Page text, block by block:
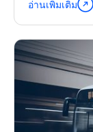
อ่าน
ต่อ
"How
GPS
Fuel
Monitoring
Systems
Reduce
Fleet
อ่านเพิ่มเติม